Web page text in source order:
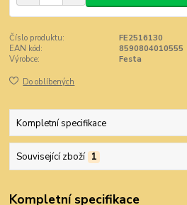
Číslo produktu:
FE2516130
EAN kód:
8590804010555
Výrobce:
Festa
Do oblíbených
Kompletní specifikace
Související zboží 1
Kompletní specifikace